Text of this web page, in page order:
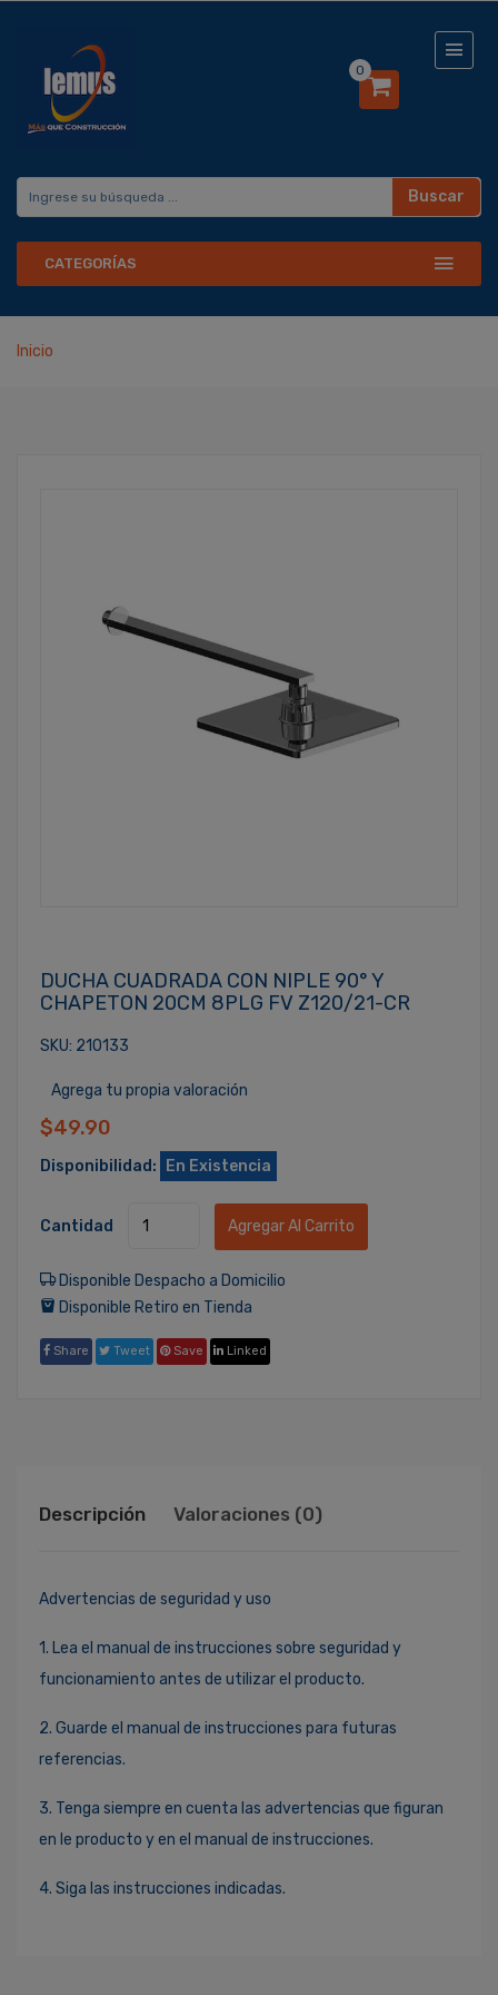
0
Buscar
CATEGORÍAS
Inicio
DUCHA CUADRADA CON NIPLE 90° Y
CHAPETON 20CM 8PLG FV Z120/21-CR
SKU: 210133
Agrega tu propia valoración
$49.90
Disponibilidad: En Existencia
Cantidad Agregar Al Carrito
Disponible Despacho a Domicilio
Disponible Retiro en Tienda
Share Tweet Save Linked
Descripción Valoraciones (0)
Advertencias de seguridad y uso
1. Lea el manual de instrucciones sobre seguridad y
funcionamiento antes de utilizar el producto.
2. Guarde el manual de instrucciones para futuras
referencias.
3. Tenga siempre en cuenta las advertencias que figuran
en le producto y en el manual de instrucciones.
4. Siga las instrucciones indicadas.